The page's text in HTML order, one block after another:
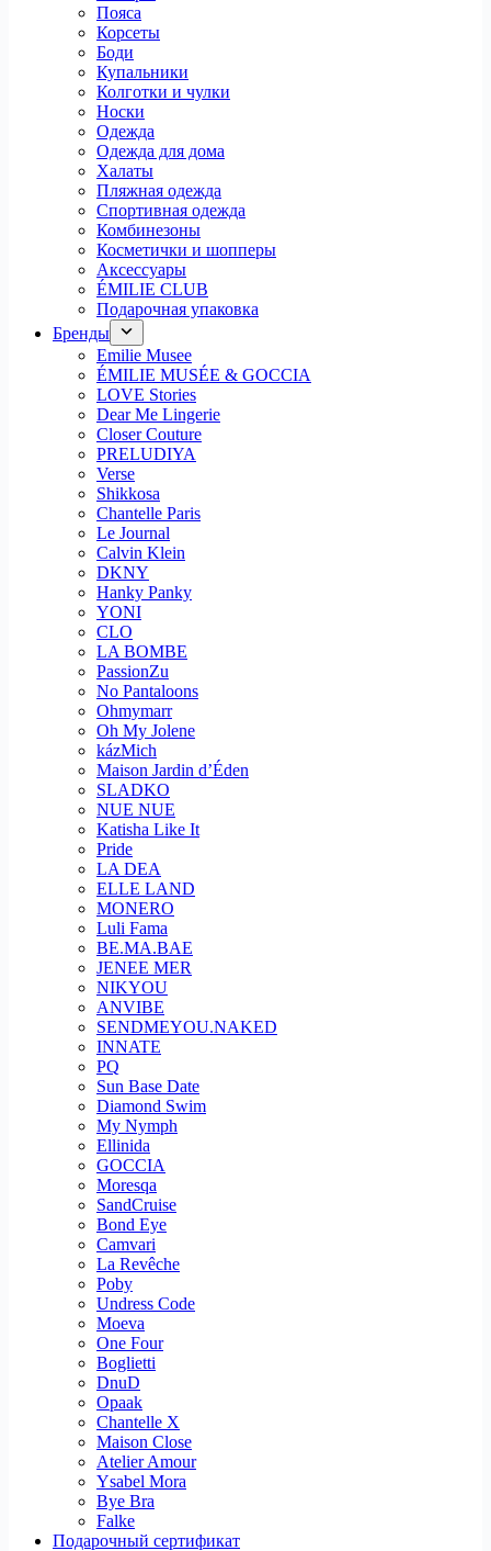
Пояса
Корсеты
Боди
Купальники
Колготки и чулки
Носки
Одежда
Одежда для дома
Халаты
Пляжная одежда
Спортивная одежда
Комбинезоны
Косметички и шопперы
Аксессуары
ÉMILIE CLUB
Подарочная упаковка
Бренды
Emilie Musee
ÉMILIE MUSÉE & GOCCIA
LOVE Stories
Dear Me Lingerie
Closer Couture
PRELUDIYA
Verse
Shikkosa
Chantelle Paris
Le Journal
Calvin Klein
DKNY
Hanky Panky
YONI
CLO
LA BOMBE
PassionZu
No Pantaloons
Ohmymarr
Oh My Jolene
kázMich
Maison Jardin d’Éden
SLADKO
NUE NUE
Katisha Like It
Pride
LA DEA
ELLE LAND
MONERO
Luli Fama
BE.MA.BAE
JENEE MER
NIKYOU
ANVIBE
SENDMEYOU.NAKED
INNATE
PQ
Sun Base Date
Diamond Swim
My Nymph
Ellinida
GOCCIA
Moresqa
SandCruise
Bond Eye
Camvari
La Revêche
Poby
Undress Code
Moeva
One Four
Boglietti
DnuD
Opaak
Chantelle X
Maison Close
Atelier Amour
Ysabel Mora
Bye Bra
Falke
Подарочный сертификат